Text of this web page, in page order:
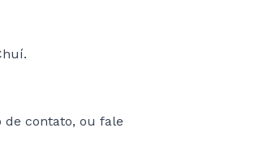
de contato, ou fale